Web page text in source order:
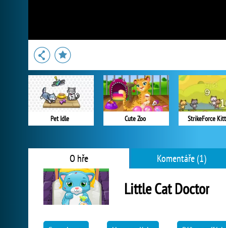
Pet Idle Cute Zoo StrikeForce
O hře Komentáře (1)
Little Cat Doctor